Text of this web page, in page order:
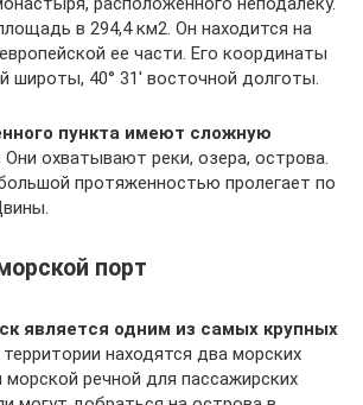
в 294,4 км2. Он находится на
ее части. Его координаты
широты, 40° 31′ восточной долготы.
пункта имеют сложную
Они охватывают реки, озера, острова.
протяженностью пролегает по
порт
является одним из самых крупных
находятся два морских
морской речной для пассажирских